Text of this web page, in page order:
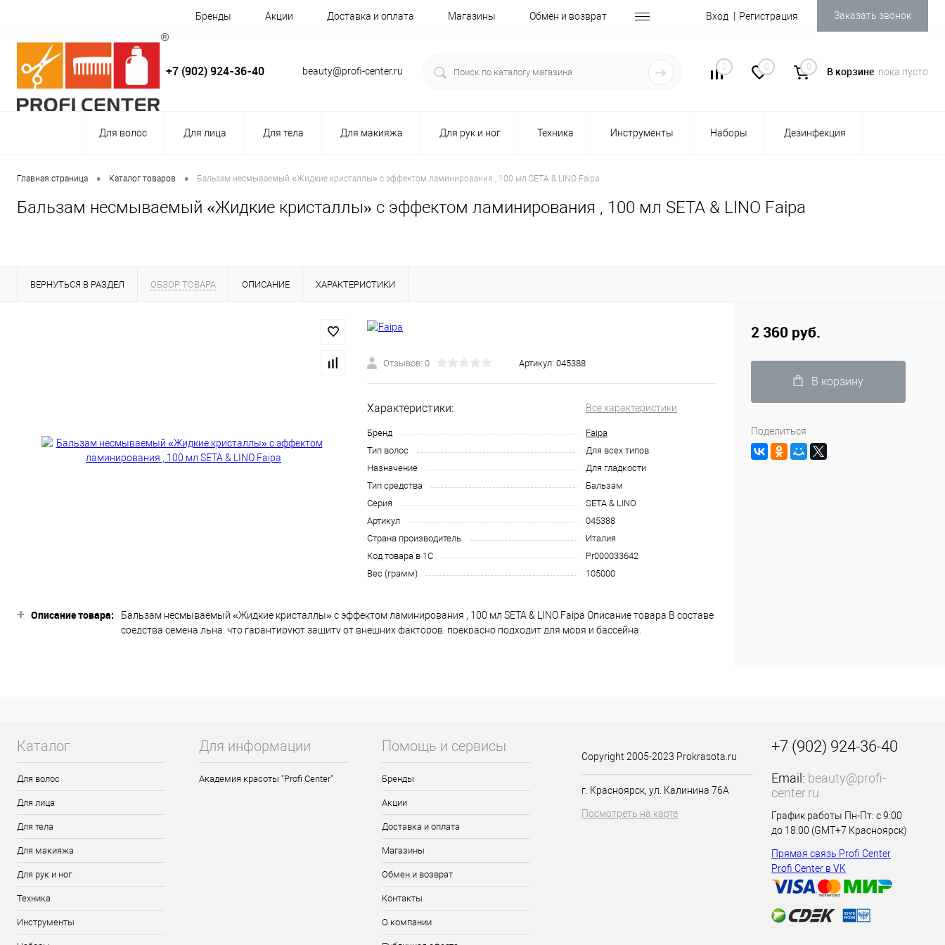
Бренды Акции Доставка и оплата Магазины Обмен и возврат Вход Регистрация Заказать звонок
+7 (902) 924-36-40 beauty@profi-center.ru 0 0 0 В корзине пока пусто
Для волос Для лица Для тела Для макияжа Для рук и ног Техника Инструменты Наборы Дезинфекция
Главная страница • Каталог товаров • Бальзам несмываемый «Жидкие кристаллы» с эффектом ламинирования , 100 мл SETA & LINO Faipa
Бальзам несмываемый «Жидкие кристаллы» с эффектом ламинирования , 100 мл SETA & LINO Faipa
ВЕРНУТЬСЯ В РАЗДЕЛ ОБЗОР ТОВАРА ОПИСАНИЕ ХАРАКТЕРИСТИКИ
Отзывов: 0 Артикул: 045388
Характеристики: Все характеристики
Бренд
Faipa
Тип волос
Для всех типов
Назначение
Для гладкости
Тип средства
Бальзам
Серия
SETA & LINO
Артикул
045388
Страна производитель
Италия
Код товара в 1С
Pr000033642
Вес (грамм)
105000
+ Описание товара:
Бальзам несмываемый «Жидкие кристаллы» с эффектом ламинирования , 100 мл SETA & LINO Faipa Описание товара В составе
средства семена льна, что гарантируют защиту от внешних факторов, прекрасно подходит для моря и бассейна.
2 360 руб.
В корзину
Поделиться
Каталог
Для волос
Для лица
Для тела
Для макияжа
Для рук и ног
Техника
Инструменты
Для информации
Академия красоты "Profi Center"
Помощь и сервисы
Бренды
Акции
Доставка и оплата
Магазины
Обмен и возврат
Контакты
О компании
Copyright 2005-2023 Prokrasota.ru
г. Красноярск, ул. Калинина 76А
Посмотреть на карте
+7 (902) 924-36-40
Email: beauty@profi-
center.ru
График работы Пн-Пт: с 9:00
до 18:00 (GMT+7 Красноярск)
Прямая связь Profi Center
Profi Center в VK